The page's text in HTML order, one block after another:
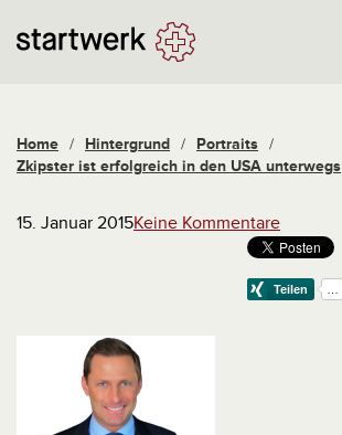
Home / Hintergrund / Portraits /
Zkipster ist erfolgreich in den USA unterwegs
15. Januar 2015Keine Kommentare